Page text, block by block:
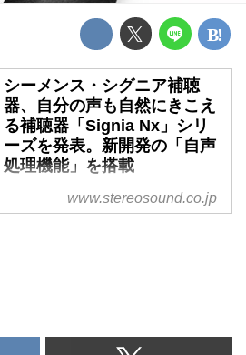
シーメンス・シグニア補聴
器、自分の声も自然にきこえ
る補聴器「Signia Nx」シリ
ーズを発表。新開発の「自声
処理機能」を搭載
シーメンス・シグニア補聴器、自
分の声も自然にきこえる補聴器
www.stereosound.co.jp